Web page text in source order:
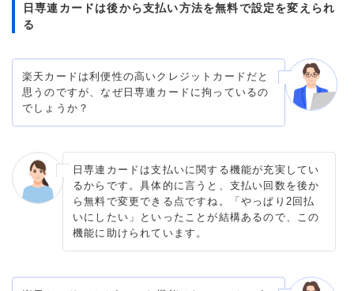
日専連カードは後から支払い方法を無料で設定を変えられ
る
楽天カードは利便性の高いクレジットカードだと
思うのですが、なぜ日専連カードに拘っているの
でしょうか？
日専連カードは支払いに関する機能が充実してい
るからです。具体的に言うと、支払い回数を後か
ら無料で変更できる点ですね。「やっぱり2回払
いにしたい」といったことが結構あるので、この
機能に助けられています。